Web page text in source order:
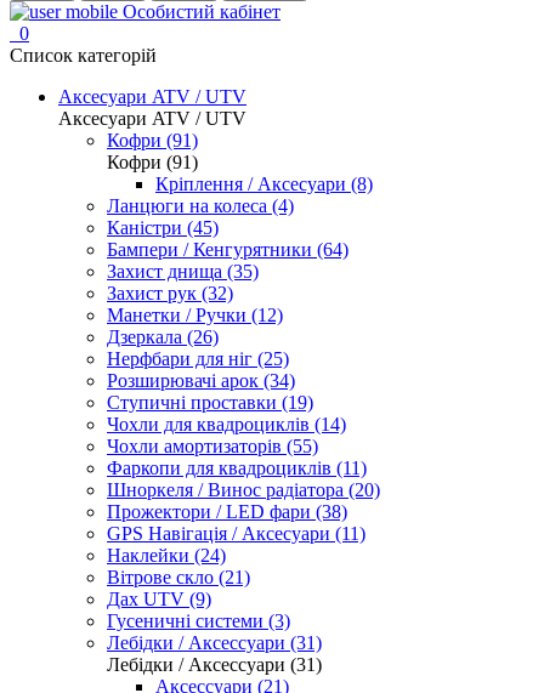
Особистий кабінет
0
Список категорій
Аксесуари ATV / UTV
Аксесуари ATV / UTV
Кофри (91)
Кофри (91)
Кріплення / Аксесуари (8)
Ланцюги на колеса (4)
Каністри (45)
Бампери / Кенгурятники (64)
Захист днища (35)
Захист рук (32)
Манетки / Ручки (12)
Дзеркала (26)
Нерфбари для ніг (25)
Розширювачі арок (34)
Ступичні проставки (19)
Чохли для квадроциклів (14)
Чохли амортизаторів (55)
Фаркопи для квадроциклів (11)
Шноркеля / Винос радіатора (20)
Прожектори / LED фари (38)
GPS Навігація / Аксесуари (11)
Наклейки (24)
Вітрове скло (21)
Дах UTV (9)
Гусеничні системи (3)
Лебідки / Аксессуари (31)
Лебідки / Аксессуари (31)
Аксессуари (21)